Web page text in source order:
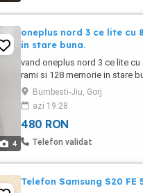
4
oneplus nord 3 ce lite cu
in stare buna.
vand oneplus nord 3 ce lite cu
rami si 128 memorie in stare
retea.Bumbesti-Jiu, Gorj
azi 19:28
480 RON
Telefon validat
Telefon Samsung S20 FE